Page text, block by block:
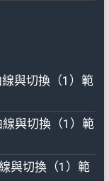
與切換（1）範
與切換（1）範
與切換（1）範